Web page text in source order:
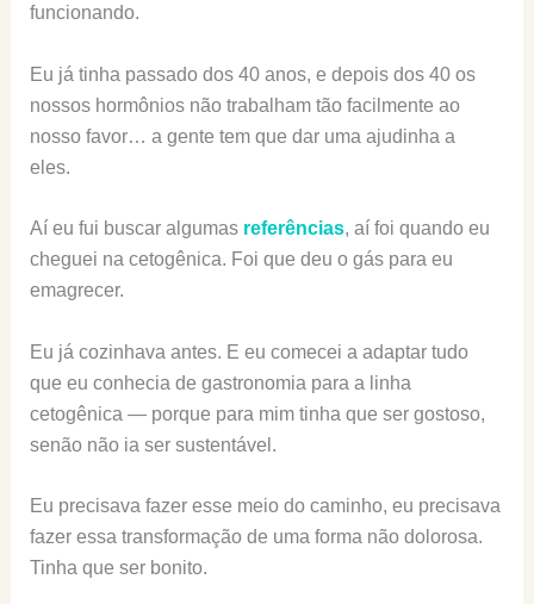
funcionando.
Eu já tinha passado dos 40 anos, e depois dos 40 os
nossos hormônios não trabalham tão facilmente ao
nosso favor… a gente tem que dar uma ajudinha a
eles.
Aí eu fui buscar algumas referências, aí foi quando eu
cheguei na cetogênica. Foi que deu o gás para eu
emagrecer.
Eu já cozinhava antes. E eu comecei a adaptar tudo
que eu conhecia de gastronomia para a linha
cetogênica — porque para mim tinha que ser gostoso,
senão não ia ser sustentável.
Eu precisava fazer esse meio do caminho, eu precisava
fazer essa transformação de uma forma não dolorosa.
Tinha que ser bonito.